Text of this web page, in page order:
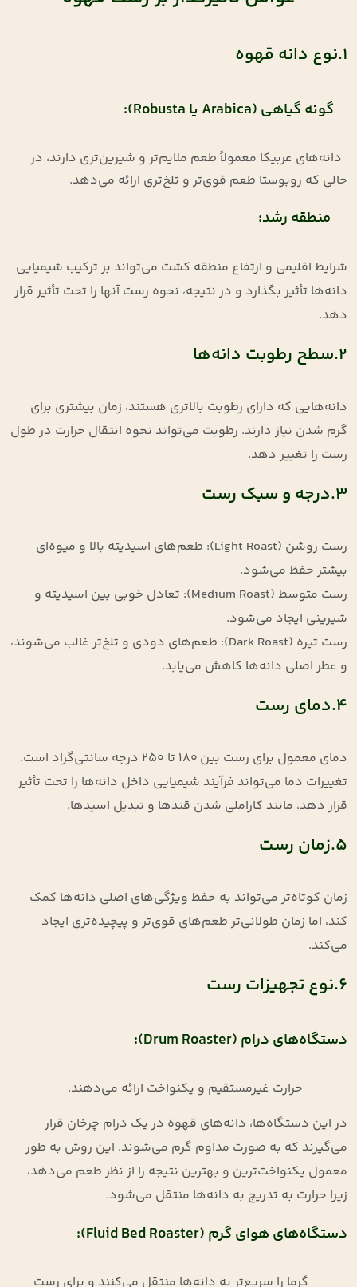
1.نوع دانه قهوه
گونه گیاهی (Arabica یا Robusta):
دانه‌های عربیکا معمولاً طعم ملایم‌تر و شیرین‌تری دارند، در
حالی که روبوستا طعم قوی‌تر و تلخ‌تری ارائه می‌دهد.
منطقه رشد:
شرایط اقلیمی و ارتفاع منطقه کشت می‌تواند بر ترکیب شیمیایی
دانه‌ها تأثیر بگذارد و در نتیجه، نحوه رست آنها را تحت تأثیر قرار
دهد.
2.سطح رطوبت دانه‌ها
دانه‌هایی که دارای رطوبت بالاتری هستند، زمان بیشتری برای
گرم شدن نیاز دارند. رطوبت می‌تواند نحوه انتقال حرارت در طول
رست را تغییر دهد.
3.درجه و سبک رست
رست روشن (Light Roast): طعم‌های اسیدیته بالا و میوه‌ای
بیشتر حفظ می‌شود.
رست متوسط (Medium Roast): تعادل خوبی بین اسیدیته و
شیرینی ایجاد می‌شود.
رست تیره (Dark Roast): طعم‌های دودی و تلخ‌تر غالب می‌شوند،
و عطر اصلی دانه‌ها کاهش می‌یابد.
4.دمای رست
دمای معمول برای رست بین ۱۸۰ تا ۲۵۰ درجه سانتی‌گراد است.
تغییرات دما می‌تواند فرآیند شیمیایی داخل دانه‌ها را تحت تأثیر
قرار دهد، مانند کاراملی شدن قندها و تبدیل اسیدها.
5.زمان رست
زمان کوتاه‌تر می‌تواند به حفظ ویژگی‌های اصلی دانه‌ها کمک
کند، اما زمان طولانی‌تر طعم‌های قوی‌تر و پیچیده‌تری ایجاد
می‌کند.
6.نوع تجهیزات رست
دستگاه‌های درام (Drum Roaster):
حرارت غیرمستقیم و یکنواخت ارائه می‌دهند.
در این دستگاه‌ها، دانه‌های قهوه در یک درام چرخان قرار
می‌گیرند که به صورت مداوم گرم می‌شوند. این روش به طور
معمول یکنواخت‌ترین و بهترین نتیجه را از نظر طعم می‌دهد،
زیرا حرارت به تدریج به دانه‌ها منتقل می‌شود.
دستگاه‌های هوای گرم (Fluid Bed Roaster):
گرما را سریع‌تر به دانه‌ها منتقل می‌کنند و برای رست